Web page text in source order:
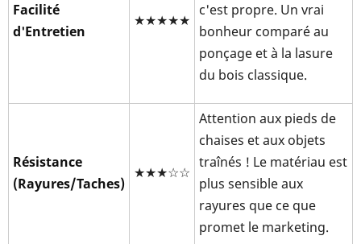
Facilité
d'Entretien
★★★★★
c'est propre. Un vrai
bonheur comparé au
ponçage et à la lasure
du bois classique.
Résistance
(Rayures/Taches)
★★★☆☆
Attention aux pieds de
chaises et aux objets
traînés ! Le matériau est
plus sensible aux
rayures que ce que
promet le marketing.